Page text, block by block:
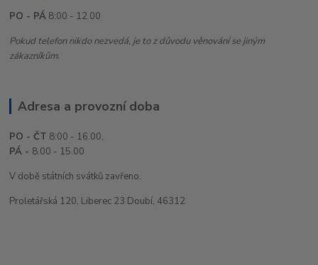
PO - PÁ 8:00 - 12.00
Pokud telefon nikdo nezvedá, je to z důvodu věnování se jiným
zákazníkům.
Adresa a provozní doba
PO - ČT 8:00 - 16.00,
PÁ - 8.00 - 15.00
V době státních svátků zavřeno.
Proletářská 120, Liberec 23 Doubí, 46312